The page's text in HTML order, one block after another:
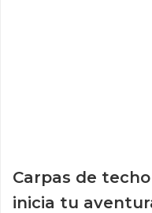
Carpas de
inicia tu